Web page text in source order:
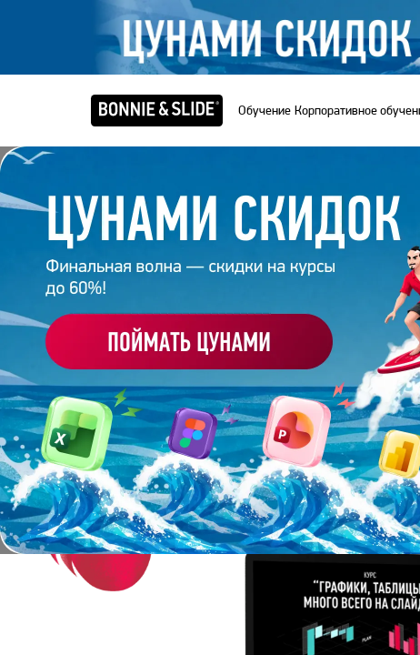
Обучение Корпоративное
Главная/ Пакетные предложения/ Пакет Быстрые
Научись